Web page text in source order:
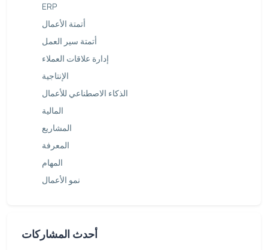
ERP
أتمتة الأعمال
أتمتة سير العمل
إدارة علاقات العملاء
الإنتاجية
الذكاء الاصطناعي للأعمال
المالية
المشاريع
المعرفة
المهام
نمو الأعمال
أحدث المشاركات